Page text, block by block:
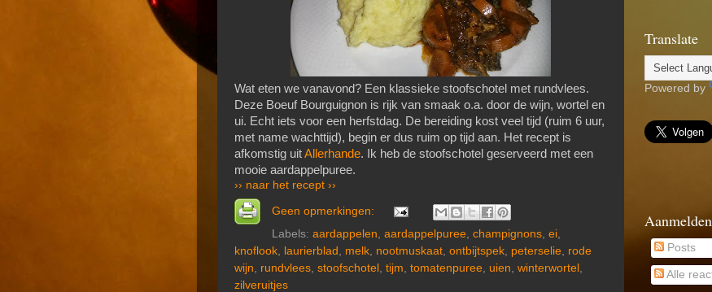
Wat eten we vanavond? Een klassieke stoofschotel met rundvlees.
Deze Boeuf Bourguignon is rijk van smaak o.a. door de wijn, wortel en
ui. Echt iets voor een herfstdag. De bereiding kost veel tijd (ruim 6 uur,
met name wachttijd), begin er dus ruim op tijd aan. Het recept is
afkomstig uitAllerhande. Ik heb de stoofschotel geserveerd met een
mooie aardappelpuree.
›› naar het recept ››
Geen opmerkingen:
Labels: aardappelen aardappelpuree, champignons, ei,
knoflook
laurierblad melk nootmuskaat ontbijtspek peterselie rode
wijn
rundvlees stoofschotel tijm tomatenpuree uien winterwortel
zilveruitjes
Translate
Powered by
Posts
Alle